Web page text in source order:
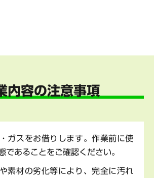
内容の注意事項
ガスをお借りします。作業前に使
であることをご確認ください。
素材の劣化等により、完全に汚れ